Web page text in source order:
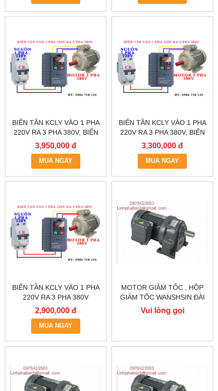
BIẾN TẦN KCLY VÀO 1 PHA
220V RA 3 PHA 380V, BIẾN
TẦN KCLY KOC600-
2R2GT3-B
3,950,000 đ
MUA NGAY
BIẾN TẦN KCLY VÀO 1 PHA
220V RA 3 PHA 380V, BIẾN
TẦN KCLY KOC600-
1R5GT3-B
3,300,000 đ
MUA NGAY
BIẾN TẦN KCLY VÀO 1 PHA
220V RA 3 PHA 380V
0.75KW, BIẾN TẦN KCLY
KOC600-R75GT3-B
2,900,000 đ
MUA NGAY
MOTOR GIẢM TỐC , HỘP
GIẢM TỐC WANSHSIN ĐÀI
LOAN GH40-2200-3S /
2.2KW 2200W 3HP
Vui lòng gọi